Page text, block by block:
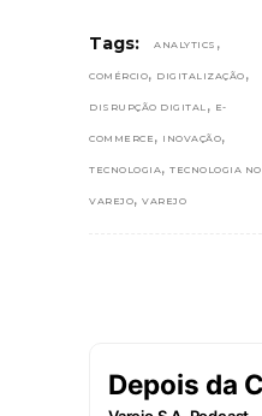
Tags: ANALYTICS ,
COMÉRCIO, DIGITALIZAÇÃO ,
DISRUPÇÃO DIGITAL , E-
COMMERCE , INOVAÇÃO,
TECNOLOGIA , TECNOLOGIA NO
VAREJO, VAREJO